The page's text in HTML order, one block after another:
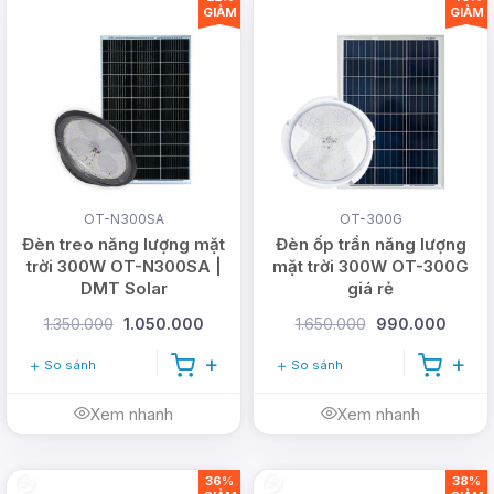
đặt, không gian sử dụng, phong cách thiết kế ngôi
nhà,... để có thể lựa chọn mẫu đèn phù hợp nhất.
>>> Xem đầy đủ mẫu Đèn ốp trần năng lượng
mặt trờitại đây!
OT-N300SA
Đèn treo năng lượng mặt
trời 300W OT-N300SA |
DMT Solar
1.350.000 1.050.000
So sánh
Xem nhanh
GIẢM
OT-300G
Đèn ốp trần năng lượng
mặt trời 300W OT-300G
giá rẻ
1.650.000 990.000
So sánh
Xem nhanh
GIẢM
36%
38%